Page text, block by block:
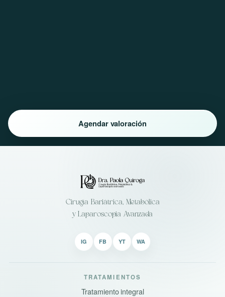
Agendar valoración
Cirugía Bariátrica, Metabólica
y Laparoscopia Avanzada
IG FB YT WA
TRATAMIENTOS
Tratamiento integral